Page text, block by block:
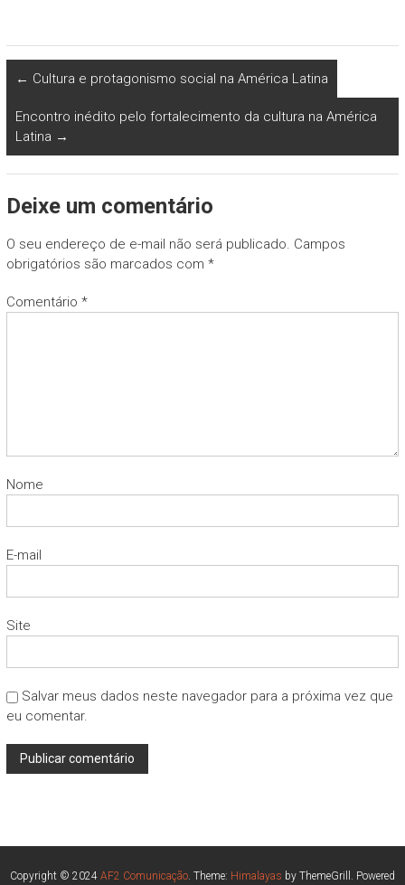
← Cultura e protagonismo social na América Latina
Encontro inédito pelo fortalecimento da cultura na América
Latina →
Deixe um comentário
O seu endereço de e-mail não será publicado. Campos
obrigatórios são marcados com *
Comentário *
Nome
E-mail
Site
Salvar meus dados neste navegador para a próxima vez que
eu comentar.
Copyright © 2024 AF2 Comunicação. Theme: Himalayas by ThemeGrill. Powered